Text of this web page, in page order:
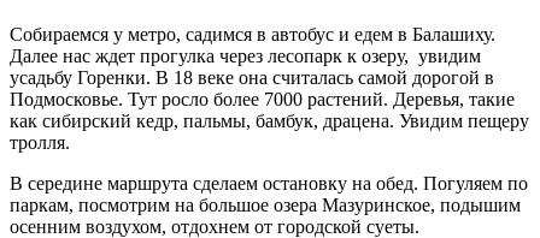
Собираемся у метро, садимся в автобус и едем в Балашиху.
Далее нас ждет прогулка через лесопарк к озеру, увидим
усадьбу Горенки. В 18 веке она считалась самой дорогой в
Подмосковье. Тут росло более 7000 растений. Деревья, такие
как сибирский кедр, пальмы, бамбук, драцена. Увидим пещеру
тролля.
В середине маршрута сделаем остановку на обед. Погуляем по
паркам, посмотрим на большое озера Мазуринское, подышим
осенним воздухом, отдохнем от городской суеты.